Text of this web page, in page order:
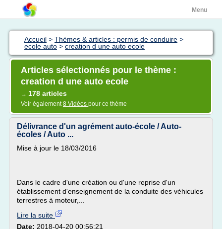
Menu
Accueil > Thèmes & articles : permis de conduire >
ecole auto > creation d une auto ecole
Articles sélectionnés pour le thème :
creation d une auto ecole
→ 178 articles
Voir également8 Vidéos pour ce thème
Délivrance d'un agrément auto-école / Auto-
écoles / Auto ...
Mise à jour le 18/03/2016
Dans le cadre d'une création ou d'une reprise d'un
établissement d'enseignement de la conduite des véhicules
terrestres à moteur,...
Lire la suite
Date: 2018-04-20 00:56:21